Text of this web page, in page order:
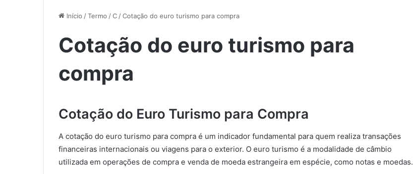
Início /Termo /C /Cotação do euro turismo para compra​
Cotação do euro turismo para
compra​
Cotação do Euro Turismo para Compra
A cotação do euro turismo para compra é um indicador fundamental para quem realiza transações
financeiras internacionais ou viagens para o exterior. O euro turismo é a modalidade de câmbio
utilizada em operações de compra e venda de moeda estrangeira em espécie, como notas e moedas.